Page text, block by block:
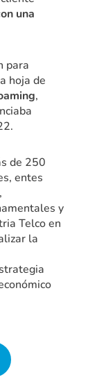
una
para
hoja de
,
de 250
entes
y
Telco en
la